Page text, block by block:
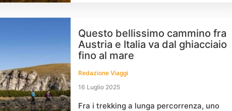
Questo bellissimo cammino fra
Austria e Italia va dal ghiacciaio
fino al mare
Redazione Viaggi
16 Luglio 2025
Fra i trekking a lunga percorrenza, uno